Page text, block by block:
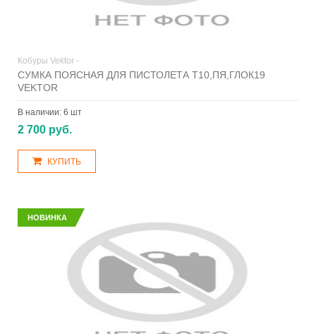
Кобуры Vektor -
СУМКА ПОЯСНАЯ ДЛЯ ПИСТОЛЕТА Т10,ПЯ,ГЛОК19
VEKTOR
В наличии: 6 шт
2 700 руб.
КУПИТЬ
НОВИНКА